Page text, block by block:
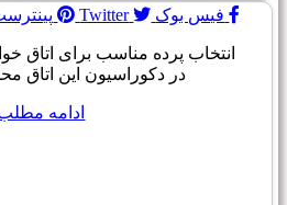
فیس بوک Twitter
انتخاب پرده مناسب برای اتاق
در دکوراسیون این
ادامه